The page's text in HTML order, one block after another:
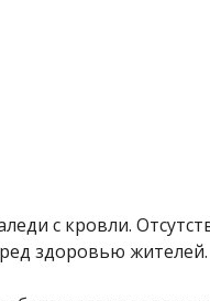
с кровли.
здоровью жителей.